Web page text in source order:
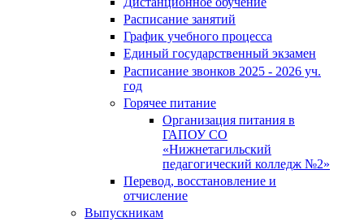
Расписание занятий
График учебного процесса
Единый государственный экзамен
Расписание звонков 2025 - 2026 уч.
год
Горячее питание
Организация питания в
ГАПОУ СО
«Нижнетагильский
педагогический колледж №2»
Перевод, восстановление и
отчисление
Выпускникам